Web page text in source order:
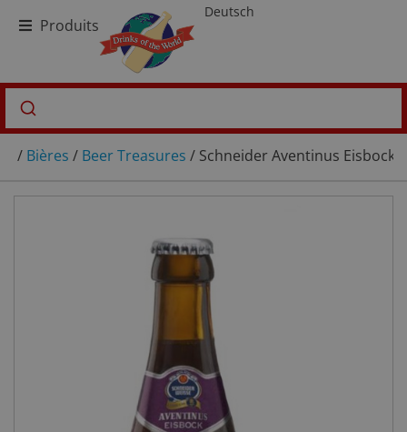
Produits
Deutsch
/ Bières / Beer Treasures / Schneider Aventinus Eisbock